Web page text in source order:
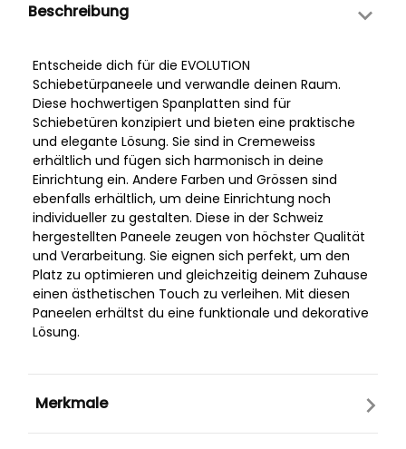
Beschreibung
Entscheide dich für die EVOLUTION
Schiebetürpaneele und verwandle deinen Raum.
Diese hochwertigen Spanplatten sind für
Schiebetüren konzipiert und bieten eine praktische
und elegante Lösung. Sie sind in Cremeweiss
erhältlich und fügen sich harmonisch in deine
Einrichtung ein. Andere Farben und Grössen sind
ebenfalls erhältlich, um deine Einrichtung noch
individueller zu gestalten. Diese in der Schweiz
hergestellten Paneele zeugen von höchster Qualität
und Verarbeitung. Sie eignen sich perfekt, um den
Platz zu optimieren und gleichzeitig deinem Zuhause
einen ästhetischen Touch zu verleihen. Mit diesen
Paneelen erhältst du eine funktionale und dekorative
Lösung.
Merkmale